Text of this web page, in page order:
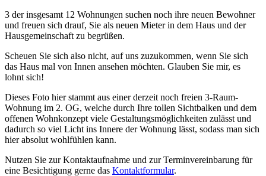
3 der insgesamt 12 Wohnungen suchen noch ihre neuen Bewohner
und freuen sich drauf, Sie als neuen Mieter in dem Haus und der
Hausgemeinschaft zu begrüßen.
Scheuen Sie sich also nicht, auf uns zuzukommen, wenn Sie sich
das Haus mal von Innen ansehen möchten. Glauben Sie mir, es
lohnt sich!
Dieses Foto hier stammt aus einer derzeit noch freien 3-Raum-
Wohnung im 2. OG, welche durch Ihre tollen Sichtbalken und dem
offenen Wohnkonzept viele Gestaltungsmöglichkeiten zulässt und
dadurch so viel Licht ins Innere der Wohnung lässt, sodass man sich
hier absolut wohlfühlen kann.
Nutzen Sie zur Kontaktaufnahme und zur Terminvereinbarung für
eine Besichtigung gerne das Kontaktformular.